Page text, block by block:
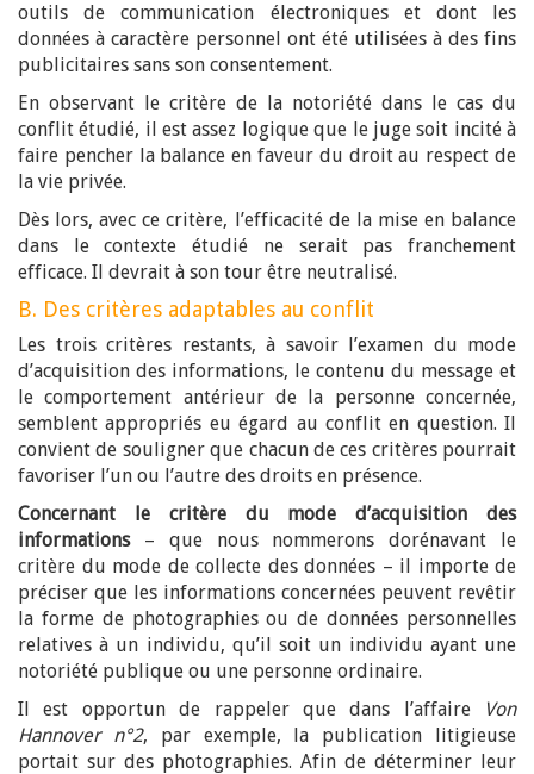
outils de communication électroniques et dont les
données à caractère personnel ont été utilisées à des fins
publicitaires sans son consentement.
En observant le critère de la notoriété dans le cas du
conflit étudié, il est assez logique que le juge soit incité à
faire pencher la balance en faveur du droit au respect de
la vie privée.
Dès lors, avec ce critère, l’efficacité de la mise en balance
dans le contexte étudié ne serait pas franchement
efficace. Il devrait à son tour être neutralisé.
B. Des critères adaptables au conflit
Les trois critères restants, à savoir l’examen du mode
d’acquisition des informations, le contenu du message et
le comportement antérieur de la personne concernée,
semblent appropriés eu égard au conflit en question. Il
convient de souligner que chacun de ces critères pourrait
favoriser l’un ou l’autre des droits en présence.
Concernant le critère du mode d’acquisition des
informations– que nous nommerons dorénavant le
critère du mode de collecte des données – il importe de
préciser que les informations concernées peuvent revêtir
la forme de photographies ou de données personnelles
relatives à un individu, qu’il soit un individu ayant une
notoriété publique ou une personne ordinaire.
Il est opportun de rappeler que dans l’affaire
Von
Hannover n°2, par exemple, la publication litigieuse
portait sur des photographies. Afin de déterminer leur